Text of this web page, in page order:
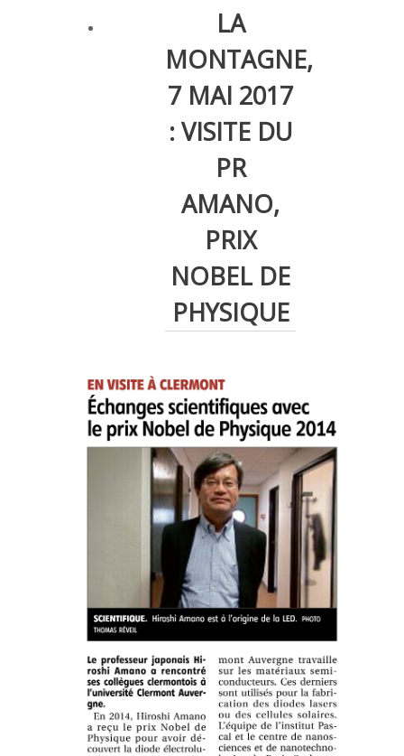
LA
MONTAGNE,
7 MAI 2017
: VISITE DU
PR
AMANO,
PRIX
NOBEL DE
PHYSIQUE